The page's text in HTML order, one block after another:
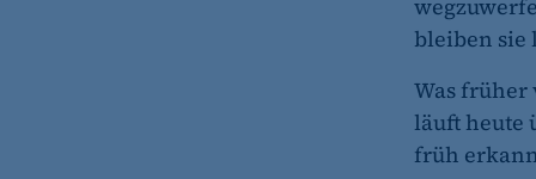
bleiben sie
Was früher
läuft heute
früh